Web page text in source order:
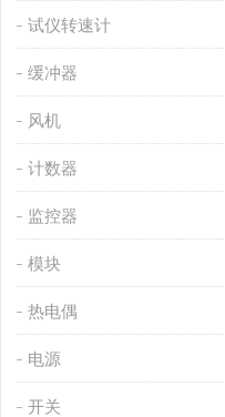
试仪转速计
缓冲器
风机
计数器
监控器
模块
热电偶
电源
开关